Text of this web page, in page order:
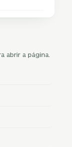
abrir a página.